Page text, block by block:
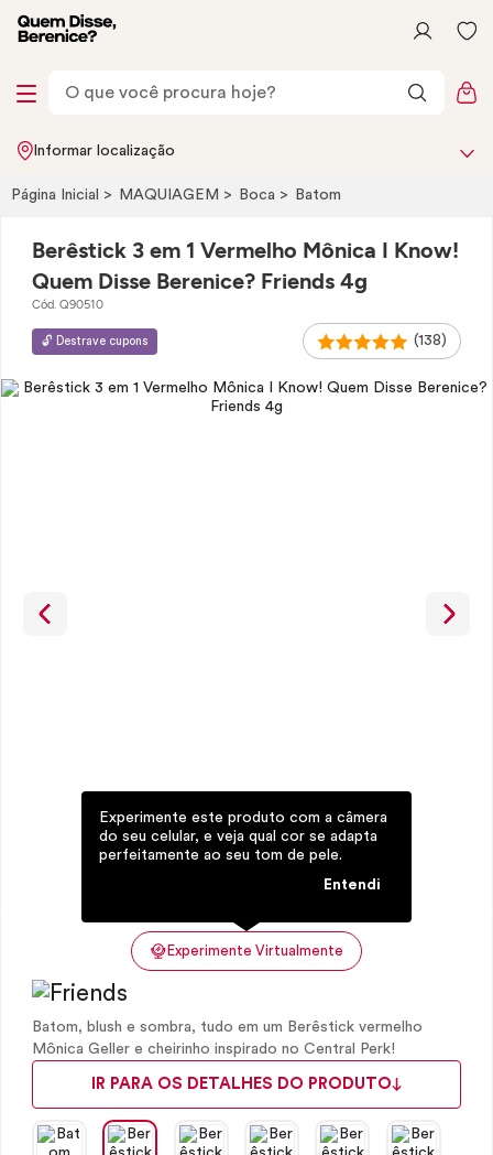
Informar localização
Página Inicial MAQUIAGEM Boca Batom
Berêstick 3 em 1 Vermelho Mônica I Know!
Quem Disse Berenice? Friends 4g
Cód. Q90510
🔓 Destrave cupons (138)
Experimente Virtualmente
Experimente este produto com a câmera
do seu celular, e veja qual cor se adapta
perfeitamente ao seu tom de pele.
Entendi
Batom, blush e sombra, tudo em um Berêstick vermelho
Mônica Geller e cheirinho inspirado no Central Perk!
IR PARA OS DETALHES DO PRODUTO